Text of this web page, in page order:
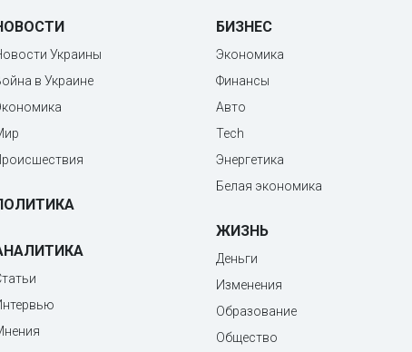
Украины
в Украине
БИЗНЕС
Экономика
Финансы
Авто
Tech
Энергетика
Белая экономика
ЖИЗНЬ
Деньги
Изменения
Образование
Общество